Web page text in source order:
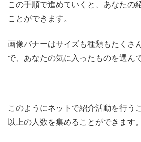
この手順で進めていくと、あなたの
ことができます。
画像バナーはサイズも種類もたくさ
で、あなたの気に入ったものを選ん
このようにネットで紹介活動を行う
以上の人数を集めることができます。